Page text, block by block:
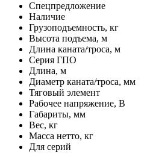
Спецпредложение
Наличие
Грузоподъемность, кг
Высота подъема, м
Длина каната/троса, м
Серия ГПО
Длина, м
Диаметр каната/троса, мм
Тяговый элемент
Рабочее напряжение, В
Габариты, мм
Вес, кг
Масса нетто, кг
Для серий